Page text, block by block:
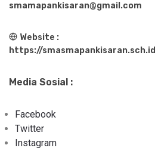
smamapankisaran@gmail.com
Website :
https://smasmapankisaran.sch.id
Media Sosial :
Facebook
Twitter
Instagram